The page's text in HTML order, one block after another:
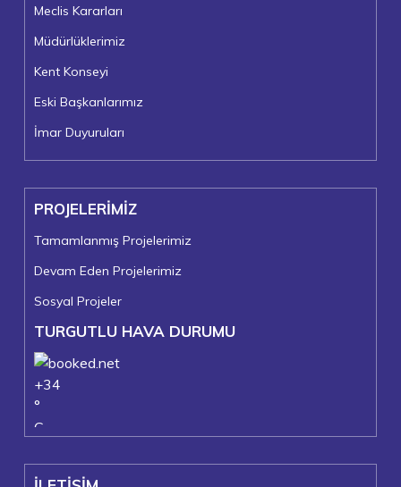
Meclis Kararları
Müdürlüklerimiz
Kent Konseyi
Eski Başkanlarımız
İmar Duyuruları
PROJELERİMİZ
Tamamlanmış Projelerimiz
Devam Eden Projelerimiz
Sosyal Projeler
TURGUTLU HAVA DURUMU
+34
°
C
+23°